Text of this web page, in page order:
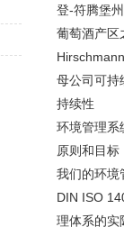
登-符腾堡
葡萄酒产区
母公司可持
持续性
环境管理系
原则和目标
我们的环境
DIN ISO
理体系的实